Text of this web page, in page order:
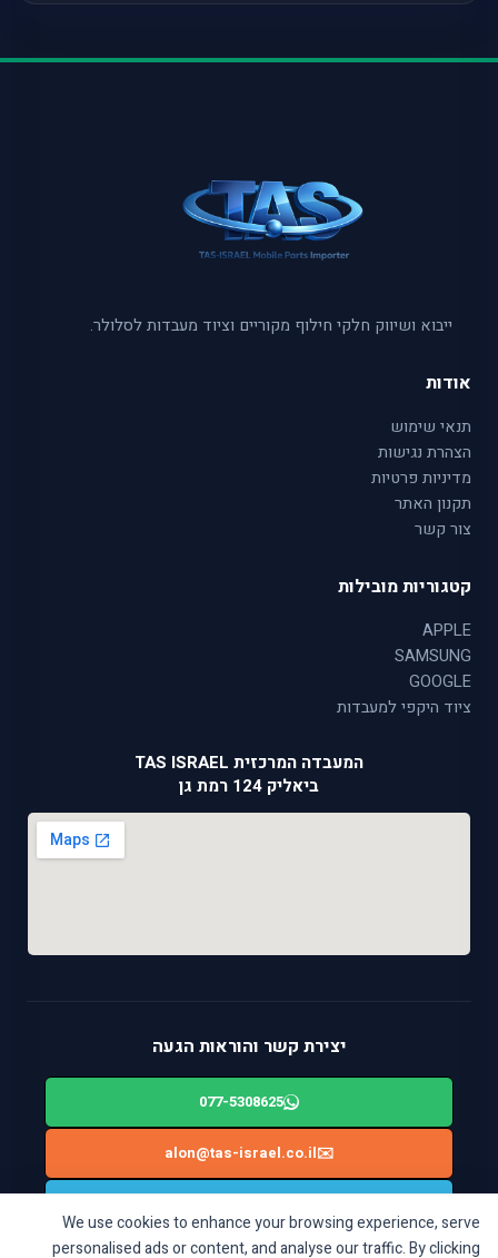
We use cookies to enhance your browsing experience, serve
personalised ads or content, and analyse our traffic. By clicking
ייבוא ושיווק חלקי חילוף מקוריים וציוד מעבדות לסלולר.
אודות
תנאי שימוש
הצהרת נגישות
מדיניות פרטיות
תקנון האתר
צור קשר
קטגוריות מובילות
APPLE
SAMSUNG
GOOGLE
ציוד היקפי למעבדות
המעבדה המרכזית TAS ISRAEL
ביאליק 124 רמת גן
יצירת קשר והוראות הגעה
077-5308625
✉️
alon@tas-israel.co.il